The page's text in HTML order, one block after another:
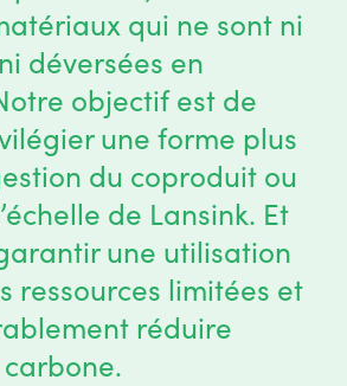
qui ne sont ni
déversées en
objectif est de
une forme plus
du coproduit ou
de Lansink. Et
une utilisation
ressources limitées et
réduire